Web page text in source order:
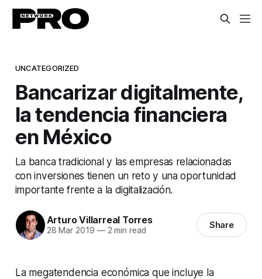
UNCATEGORIZED
Bancarizar digitalmente,
la tendencia financiera
en México
La banca tradicional y las empresas relacionadas
con inversiones tienen un reto y una oportunidad
importante frente a la digitalización.
Arturo Villarreal Torres
28 Mar 2019 —2 min read Share
La megatendencia económica que incluye la